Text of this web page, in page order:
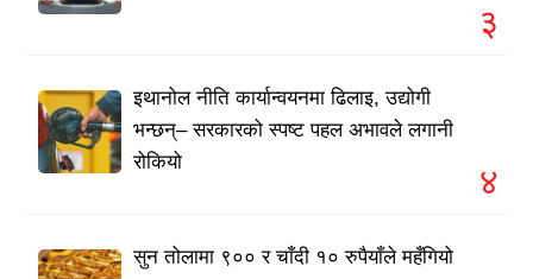
३
इथानोल नीति कार्यान्वयनमा ढिलाइ, उद्योगी
भन्छन्– सरकारको स्पष्ट पहल अभावले लगानी
रोकियो
४
सुन तोलामा ९०० र चाँदी १० रुपैयाँले महँगियो